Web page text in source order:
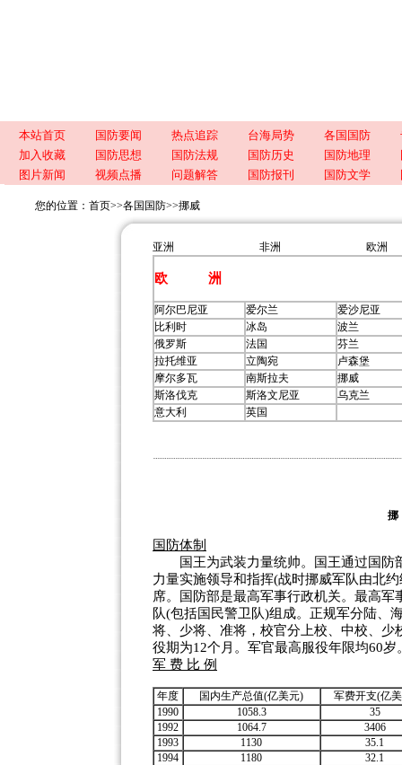
本站首页 国防要闻 热点追踪 台海局势 各国国防
加入收藏
国防思想 国防法规 国防历史 国防地理
图片新闻
视频点播 问题解答 国防报刊 国防文学
您的位置： 首页>>各国国防>>挪威
亚洲 非洲 欧洲
欧 洲
阿尔巴尼亚 爱尔兰
爱沙尼亚
比利时
冰岛
波兰
俄罗斯
法国
芬兰
拉托维亚
立陶宛
卢森堡
摩尔多瓦
南斯拉夫
挪威
斯洛伐克
斯洛文尼亚
乌克兰
意大利
英国
国防体制
国王为武装力量统帅。国王通过国防
力量实施领导和指挥(战时挪威军队由北
席。国防部是最高军事行政机关。最高
队(包括国民警卫队)组成。正规军分陆、
将、少将、准将，校官分上校、中校、
役期为12个月。军官最高服役年限均60岁
军 费 比 例
年度 国内生产总值(亿美元)
军费开支(亿
1990
1058.3
35
1992
1064.7
3406
1993
1130
35.1
1994
1180
32.1